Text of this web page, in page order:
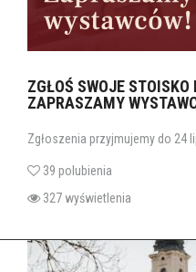
ZGŁOŚ SWOJE
ZAPRASZAMY
Zgłoszenia przyjmujemy do 24
39 polubienia
327 wyświetlenia